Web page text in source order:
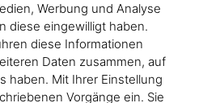
Werbung und Analyse
diese eingewilligt haben.
diese Informationen
Daten zusammen, auf
haben. Mit Ihrer Einstellung
Vorgänge ein. Sie